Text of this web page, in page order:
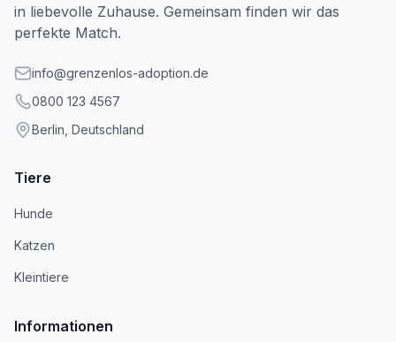
in liebevolle Zuhause. Gemeinsam finden wir das
perfekte Match.
info@grenzenlos-adoption.de
0800 123 4567
Berlin, Deutschland
Tiere
Hunde
Katzen
Kleintiere
Informationen